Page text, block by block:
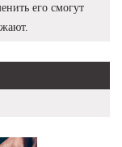
его смогут